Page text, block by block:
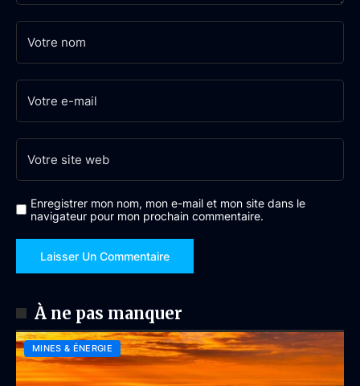
Enregistrer mon nom, mon e-mail et mon site dans le
navigateur pour mon prochain commentaire.
À ne pas manquer
MINES & ÉNERGIE